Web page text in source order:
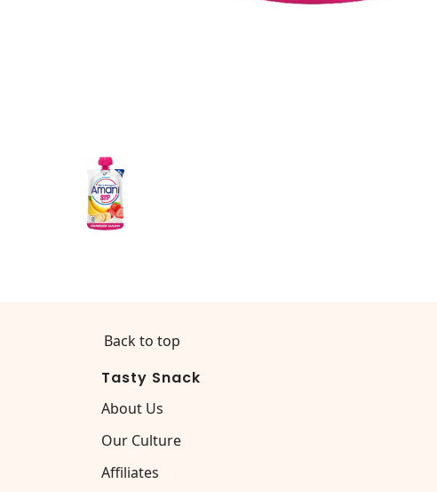
Back to top
Tasty Snack
About Us
Our Culture
Affiliates